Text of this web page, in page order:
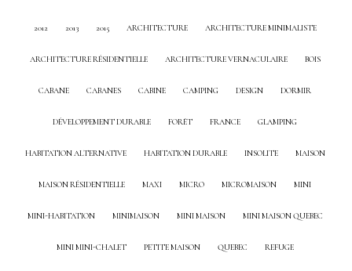
2012 2013 2015 ARCHITECTURE ARCHITECTURE MINIMALISTE
ARCHITECTURE RÉSIDENTIELLE ARCHITECTURE VERNACULAIRE BOIS
CABANE CABANES CABINE CAMPING DESIGN DORMIR
DÉVELOPPEMENT DURABLE FORÊT FRANCE GLAMPING
HABITATION ALTERNATIVE HABITATION DURABLE INSOLITE MAISON
MAISON RÉSIDENTIELLE MAXI MICRO MICROMAISON MINI
MINI-HABITATION MINIMAISON MINI MAISON MINI MAISON QUEBEC
MINI MINI-CHALET PETITE MAISON QUEBEC REFUGE